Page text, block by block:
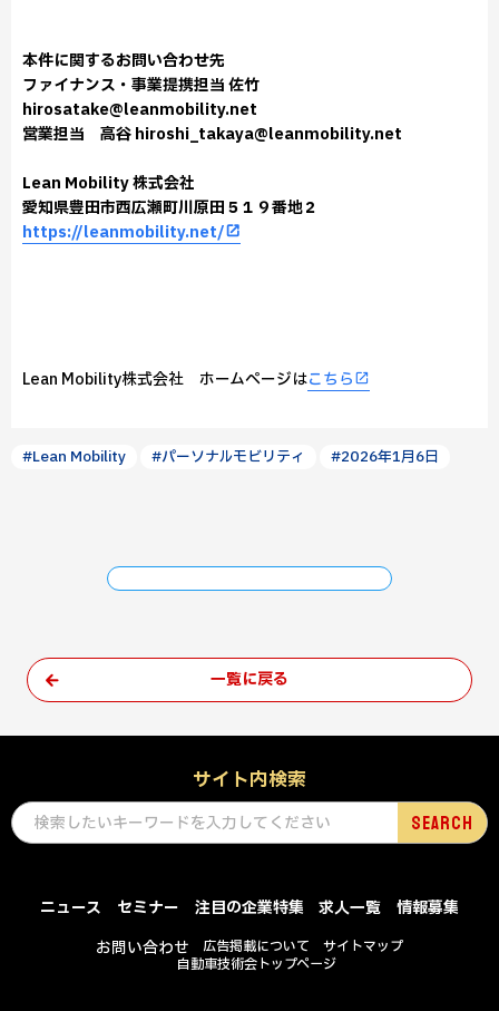
本件に関するお問い合わせ先
ファイナンス・事業提携担当 佐竹
hirosatake@leanmobility.net
営業担当 高谷 hiroshi_takaya@leanmobility.net
Lean Mobility 株式会社
愛知県豊田市西広瀬町川原田５１９番地２
https://leanmobility.net/
Lean Mobility株式会社 ホームページはこちら
#Lean Mobility #パーソナルモビリティ #2026年1月6日
一覧に戻る
サイト内検索
ニュース セミナー 注目の企業特集 求人一覧
情報募集
お問い合わせ
広告掲載について
サイトマップ
自動車技術会トップページ